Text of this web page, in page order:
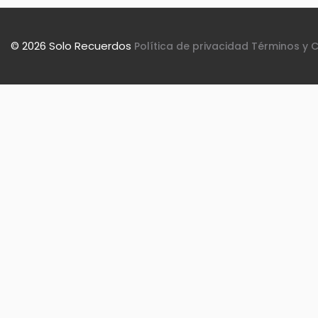
© 2026 Solo Recuerdos Política de privacidad Términos y